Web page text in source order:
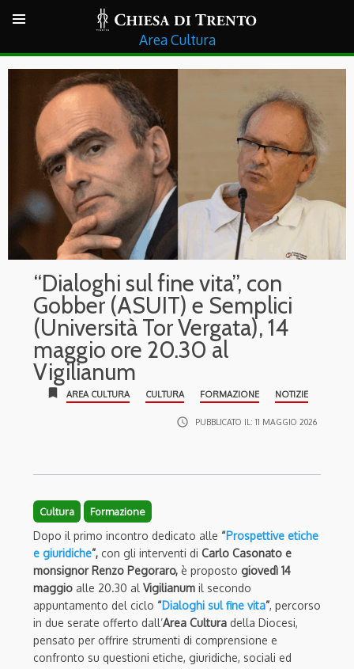
Cultura
“Dialoghi sul fine vita”, con
Gobber (ASUIT) e Semplici
(Università Tor Vergata), 14
maggio ore 20.30 al
Vigilianum
bookmark AREA CULTURA CULTURA FORMAZIONE NOTIZIE
access_time PUBBLICATO IL: 11 MAGGIO 2026
Cultura Formazione
Dopo il primo incontro dedicato alle “Prospettive etiche
e giuridiche”, con gli interventi di Carlo Casonato e
monsignor Renzo Pegoraro, è proposto giovedì 14
maggio alle 20.30 al Vigilianum il secondo
appuntamento del ciclo “Dialoghi sul fine vita”, percorso
in due serate offerto dall’Area Cultura della Diocesi,
pensato per offrire strumenti di comprensione e
confronto su questioni etiche, giuridiche, sociali ed